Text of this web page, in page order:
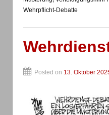
Wehrpflicht-Debatte
Posted on 13. Oktober